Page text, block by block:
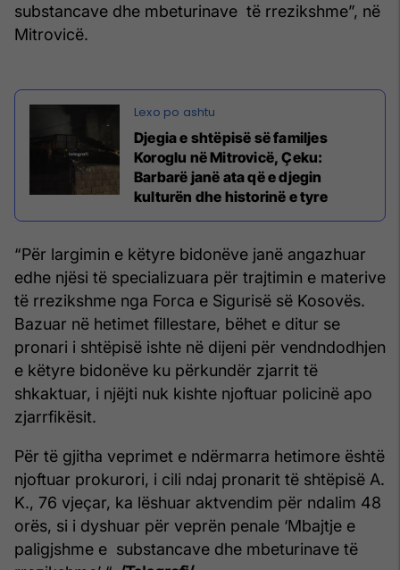
substancave dhe mbeturinave të rrezikshme”, në
Mitrovicë.
Djegia e shtëpisë së familjes
Koroglu në Mitrovicë, Çeku:
Barbarë janë ata që e djegin
kulturën dhe historinë e tyre
“Për largimin e këtyre bidonëve janë angazhuar
edhe njësi të specializuara për trajtimin e materive
të rrezikshme nga Forca e Sigurisë së Kosovës.
Bazuar në hetimet fillestare, bëhet e ditur se
pronari i shtëpisë ishte në dijeni për vendndodhjen
e këtyre bidonëve ku përkundër zjarrit të
shkaktuar, i njëjti nuk kishte njoftuar policinë apo
zjarrfikësit.
Për të gjitha veprimet e ndërmarra hetimore është
njoftuar prokurori, i cili ndaj pronarit të shtëpisë A.
K., 76 vjeçar, ka lëshuar aktvendim për ndalim 48
orës, si i dyshuar për veprën penale ‘Mbajtje e
paligjshme e substancave dhe mbeturinave të